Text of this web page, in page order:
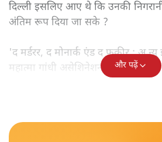
दिल्ली इसलिए आए थे कि उनकी
अंतिम रूप दिया जा सके ?
'द मर्डरर, द मोनार्क एंड द फ़कीर : अ
महात्मा गांधी असेशिनेशन' नामक
और पढ़ें